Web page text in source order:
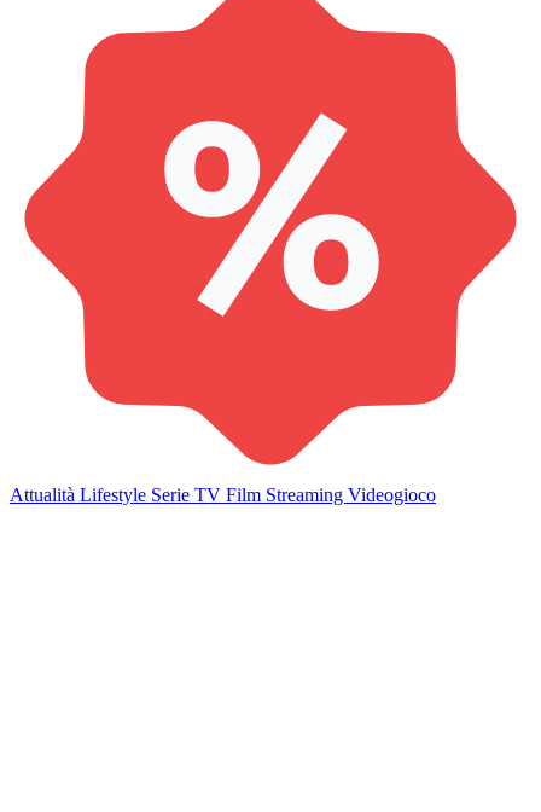
Attualità Lifestyle Serie TV Film Streaming Videogioco